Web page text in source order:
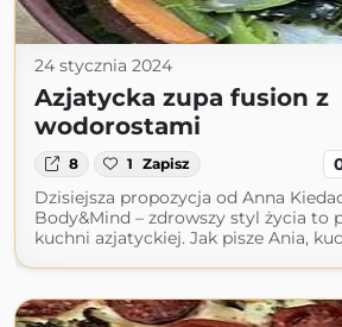
24 stycznia 2024
Azjatycka zupa fusion z
wodorostami
8 1 Zapisz
Dzisiejsza propozycja od Anna
Body&Mind – zdrowszy styl życia to
kuchni azjatyckiej. Jak pisze Ania,